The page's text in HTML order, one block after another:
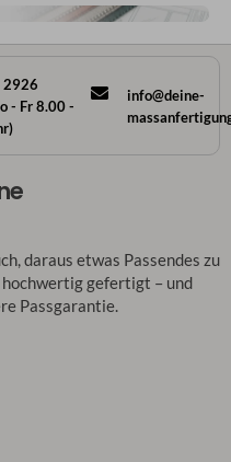
2926
- Fr 8.00 -
info@deine-
daraus etwas Passendes zu
gefertigt – und
Passgarantie.